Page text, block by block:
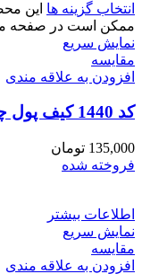
انتخاب گزینه ها این
ممکن است در صفحه
نمایش سریع
مقايسه
افزودن به علاقه مندی
کد 1440 کیف پول چرم طبیعی طرح دراگون
135,000 تومان
فروخته شده
اطلاعات بیشتر
نمایش سریع
مقايسه
افزودن به علاقه مندی